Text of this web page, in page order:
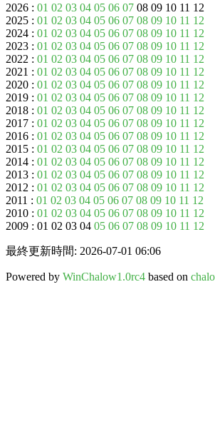
2026 : 01 02 03 04 05 06 07 08 09 10 11 12
2025 : 01 02 03 04 05 06 07 08 09 10 11 12
2024 : 01 02 03 04 05 06 07 08 09 10 11 12
2023 : 01 02 03 04 05 06 07 08 09 10 11 12
2022 : 01 02 03 04 05 06 07 08 09 10 11 12
2021 : 01 02 03 04 05 06 07 08 09 10 11 12
2020 : 01 02 03 04 05 06 07 08 09 10 11 12
2019 : 01 02 03 04 05 06 07 08 09 10 11 12
2018 : 01 02 03 04 05 06 07 08 09 10 11 12
2017 : 01 02 03 04 05 06 07 08 09 10 11 12
2016 : 01 02 03 04 05 06 07 08 09 10 11 12
2015 : 01 02 03 04 05 06 07 08 09 10 11 12
2014 : 01 02 03 04 05 06 07 08 09 10 11 12
2013 : 01 02 03 04 05 06 07 08 09 10 11 12
2012 : 01 02 03 04 05 06 07 08 09 10 11 12
2011 : 01 02 03 04 05 06 07 08 09 10 11 12
2010 : 01 02 03 04 05 06 07 08 09 10 11 12
2009 : 01 02 03 04 05 06 07 08 09 10 11 12
最終更新時間: 2026-07-01 06:06
Powered by WinChalow1.0rc4 based on